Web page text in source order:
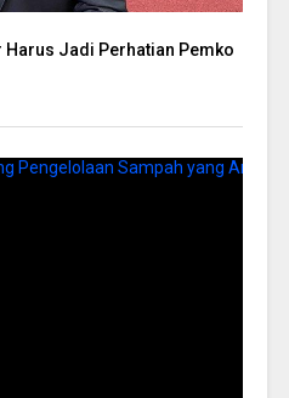
Jadi Perhatian Pemko